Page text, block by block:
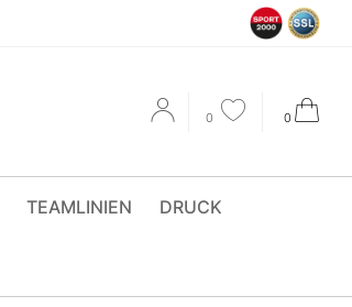
0 0
TEAMLINIEN DRUCK